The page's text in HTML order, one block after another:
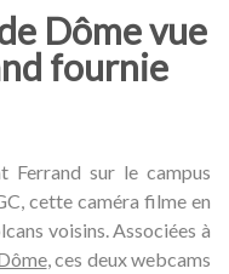
Dôme vue
fournie
Ferrand sur le campus
cette caméra filme en
voisins. Associées à
, ces deux webcams